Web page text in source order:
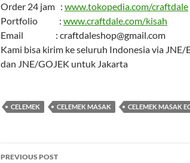
Order 24 jam : www.tokopedia.com/craftdale
Portfolio : www.craftdale.com/kisah
Email : craftdaleshop@gmail.com
Kami bisa kirim ke seluruh Indonesia via JNE/
dan JNE/GOJEK untuk Jakarta
CELEMEK CELEMEK MASAK CELEMEK MASAK
Post
PREVIOUS POST